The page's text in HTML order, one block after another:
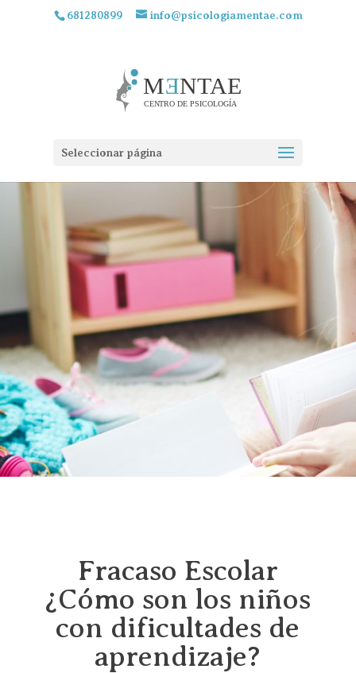
681280899 info@psicologiamentae.com
Seleccionar página
Fracaso Escolar
¿Cómo son los niños
con dificultades de
aprendizaje?